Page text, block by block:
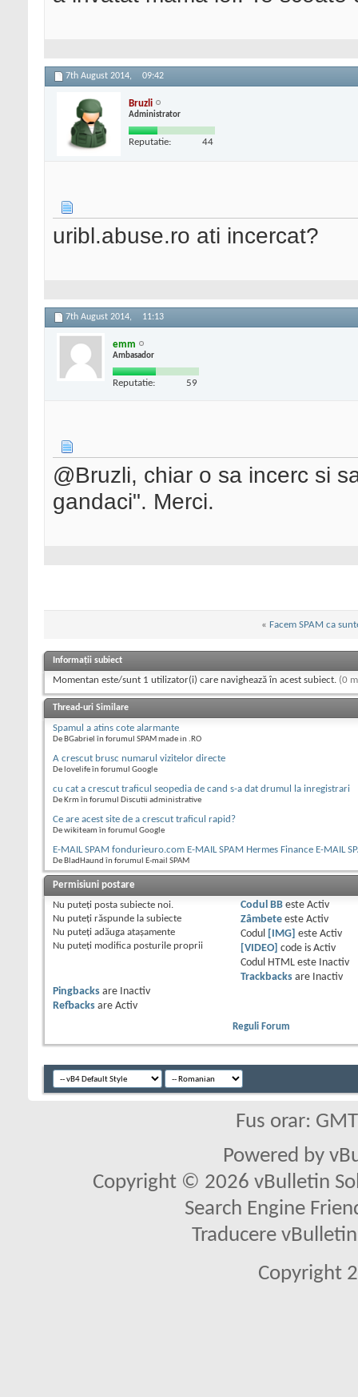
7th August 2014, 09:42
Bruzli
Administrator
Reputatie: 44
uribl.abuse.ro ati incercat?
7th August 2014, 11:13
emm
Ambasador
Reputatie: 59
@Bruzli, chiar o sa incerc si
gandaci". Merci.
« Facem SPAM ca
Informații subiect
Momentan este/sunt 1 utilizator(i) care navighează în acest subiect. (0
Thread-uri Similare
Spamul a atins cote alarmante
De BGabriel în forumul SPAM made in .RO
A crescut brusc numarul vizitelor directe
De lovelife în forumul Google
cu cat a crescut traficul seopedia de cand s-a dat drumul la inregistrari
De Krm în forumul Discutii administrative
Ce are acest site de a crescut traficul rapid?
De wikiteam în forumul Google
E-MAIL SPAM fondurieuro.com E-MAIL SPAM Hermes Finance E-MAIL
De BladHaund în forumul E-mail SPAM
Permisiuni postare
Nu puteţi posta subiecte noi.
Nu puteţi răspunde la subiecte
Nu puteţi adăuga ataşamente
Nu puteţi modifica posturile proprii
Codul BBeste Activ
Zâmbeteeste Activ
Codul
[IMG] este Activ
[VIDEO]
code is Activ
Codul HTML este
Inactiv
Trackbacksare
Inactiv
Pingbacks are
Inactiv
Refbacks are Activ
Reguli Forum
Fus orar:
Powered by
Copyright © 2026 vBulletin
Search Engine
Traducere
Copyright